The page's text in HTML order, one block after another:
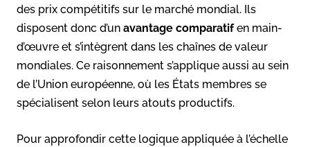
des prix compétitifs sur le marché mondial. Ils
disposent donc d’un avantage comparatifen main-
d’œuvre et s’intègrent dans les chaînes de valeur
mondiales. Ce raisonnement s’applique aussi au sein
de l’Union européenne, où les États membres se
spécialisent selon leurs atouts productifs.
Pour approfondir cette logique appliquée à l’échelle